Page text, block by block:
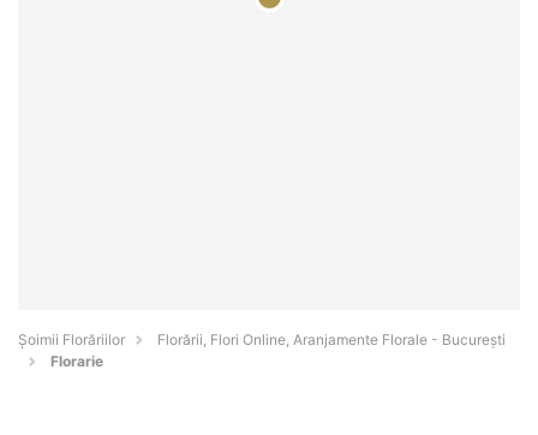
Șoimii Florăriilor
Florării, Flori Online, Aranjamente Florale - Bucureşti
Florarie